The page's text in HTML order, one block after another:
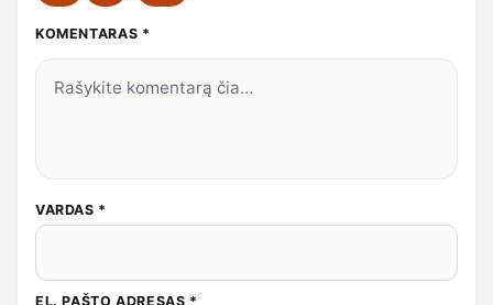
KOMENTARAS *
VARDAS *
EL. PAŠTO ADRESAS *